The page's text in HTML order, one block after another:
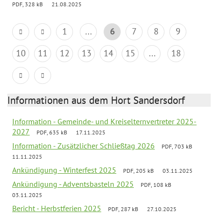
PDF, 328 kB 21.08.2025
1 ... 6 7 8
9
10
11 12 13 14 15 ... 18
Informationen aus dem Hort Sandersdorf
Information - Gemeinde- und Kreiselternvertreter 2025-
2027
PDF, 635 kB 17.11.2025
Information - Zusätzlicher Schließtag 2026
PDF, 703 kB
11.11.2025
Ankündigung - Winterfest 2025 PDF, 205 kB 03.11.2025
Ankündigung - Adventsbasteln 2025
PDF, 108 kB
03.11.2025
Bericht - Herbstferien 2025 PDF, 287 kB 27.10.2025